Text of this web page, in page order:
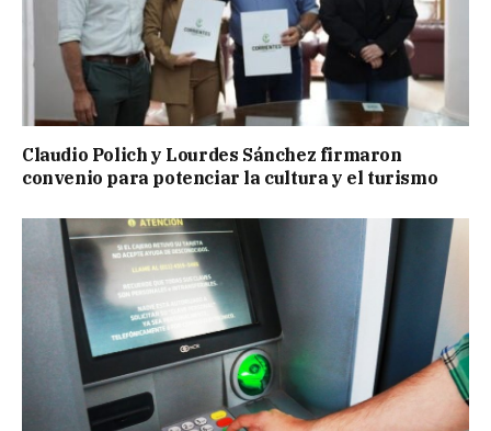
Claudio Polich y Lourdes Sánchez firmaron
convenio para potenciar la cultura y el turismo